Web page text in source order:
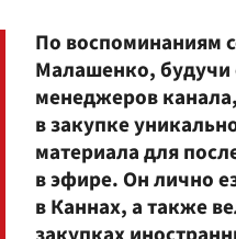
По воспоминаниям
Малашенко, будучи
менеджеров
в закупке
материала для
в эфире. Он лично
в Каннах, а также